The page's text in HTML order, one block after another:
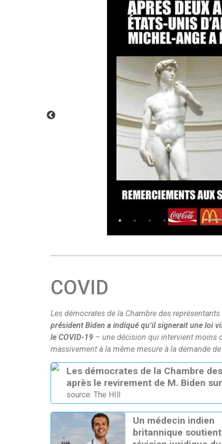
Arrestation de Trump – 3ème acte
Les signaux sont bien réels
COVID
Les démocrates de la Chambre des
président Biden a indiqué qu’il signerait une loi
le COVID-19 – une décision qui intervient moins
massivement à la même mesure à la demande
Les démocrates de la Chambre
après le revirement de M. Biden
source: The HIll
Un médecin indien
britannique